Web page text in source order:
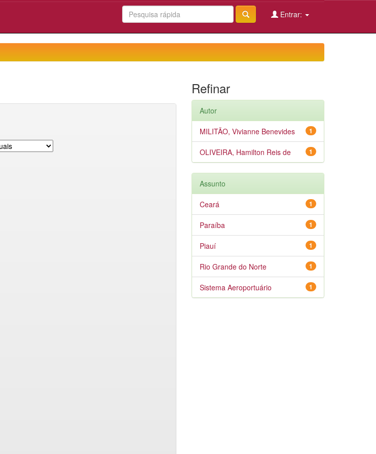
Entrar:
Refinar
Autor
1
MILITÃO, Vivianne Benevides
1
OLIVEIRA, Hamilton Reis de
Assunto
1
Ceará
1
Paraíba
1
Piauí
1
Rio Grande do Norte
1
Sistema Aeroportuário